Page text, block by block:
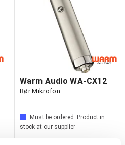
Warm Audio WA-CX12
Rør Mikrofon
Must be ordered. Product in
stock at our supplier